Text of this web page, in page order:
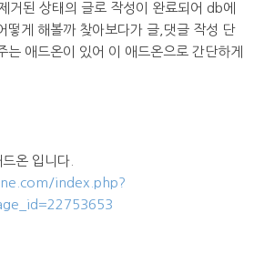
거된 상태의 글로 작성이 완료되어 db에
떻게 해볼까 찾아보다가 글,댓글 작성 단
는 애드온이 있어 이 애드온으로 간단하게
온 입니다.
index.php?